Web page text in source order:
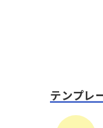
テンプレ